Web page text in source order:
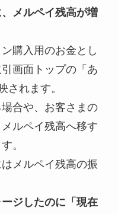
メルペイ残高が増
購入用のお金とし
画面トップの「あ
されます。
合や、お客さまの
ルペイ残高へ移す
。
メルペイ残高の振
ジしたのに「現在